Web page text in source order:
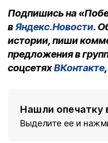
Подпишись на
вЯндекс.Новости.
истории, пиши
предложения в
соцсетяхВКонтакте,
Нашли опечатку
Выделите ее и